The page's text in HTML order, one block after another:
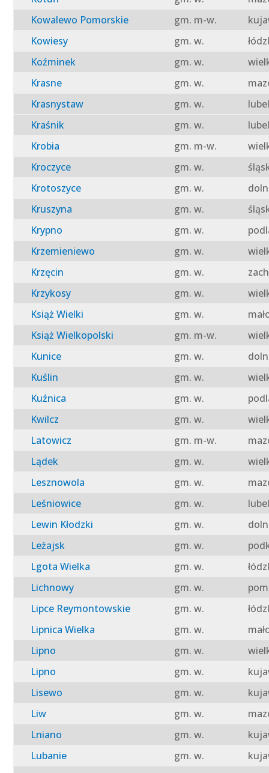
Kowalewo Pomorskie
gm. m-w.
Kowiesy
gm. w.
Koźminek
gm. w.
Krasne
gm. w.
Krasnystaw
gm. w.
Kraśnik
gm. w.
Krobia
gm. m-w.
Kroczyce
gm. w.
Krotoszyce
gm. w.
Kruszyna
gm. w.
Krypno
gm. w.
Krzemieniewo
gm. w.
Krzęcin
gm. w.
Krzykosy
gm. w.
Książ Wielki
gm. w.
Książ Wielkopolski
gm. m-w.
Kunice
gm. w.
Kuślin
gm. w.
Kuźnica
gm. w.
Kwilcz
gm. w.
Latowicz
gm. m-w.
Lądek
gm. w.
Lesznowola
gm. w.
Leśniowice
gm. w.
Lewin Kłodzki
gm. w.
Leżajsk
gm. w.
Lgota Wielka
gm. w.
Lichnowy
gm. w.
Lipce Reymontowskie
gm. w.
Lipnica Wielka
gm. w.
Lipno
gm. w.
Lipno
gm. w.
Lisewo
gm. w.
Liw
gm. w.
Lniano
gm. w.
Lubanie
gm. w.